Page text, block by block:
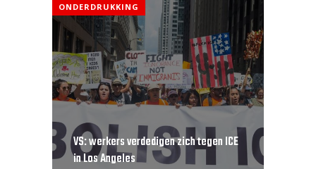
ONDERDRUKKING
VS: werkers verdedigen zich tegen ICE
in Los Angeles